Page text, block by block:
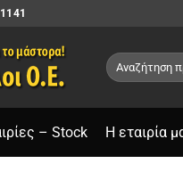
Αναζήτηση
για:
– Stock Η εταιρία